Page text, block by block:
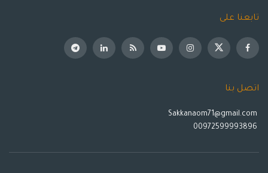
تابعنا على
اتصل بنا
Sakkanaom71@gmail.com